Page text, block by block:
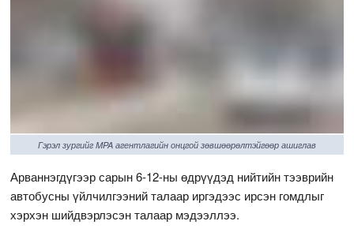
Гэрэл зургийг MPA агентлагийн онцгой зөвшөөрөлтэйгөөр ашиглав
Арваннэгдүгээр сарын 6-12-ны өдрүүдэд нийтийн тээврийн
автобусны үйлчилгээний талаар иргэдээс ирсэн гомдлыг
хэрхэн шийдвэрлэсэн талаар мэдээллээ.